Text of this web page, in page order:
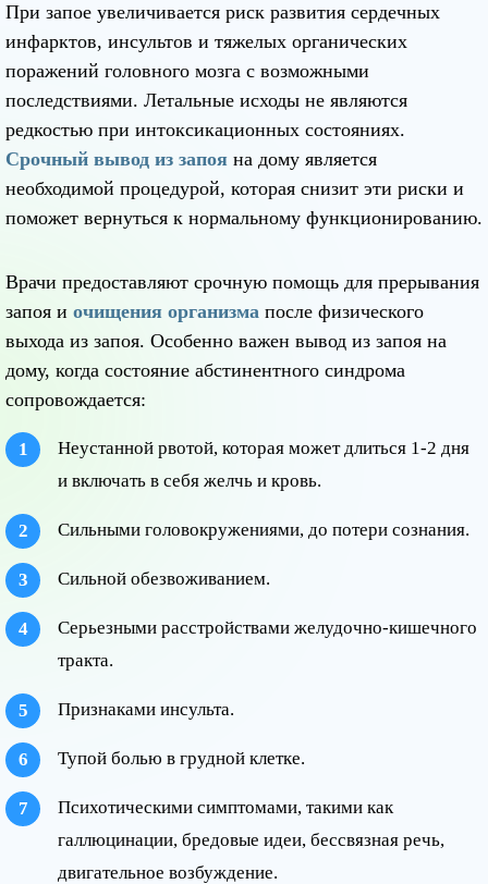
При запое увеличивается риск развития сердечных
инфарктов, инсультов и тяжелых органических
поражений головного мозга с возможными
последствиями. Летальные исходы не являются
редкостью при интоксикационных состояниях.
Срочный вывод из запоя на дому является
необходимой процедурой, которая снизит эти риски и
поможет вернуться к нормальному функционированию.
Врачи предоставляют срочную помощь для прерывания
запоя и очищения организма после физического
выхода из запоя. Особенно важен вывод из запоя на
дому, когда состояние абстинентного синдрома
сопровождается:
Неустанной рвотой, которая может длиться 1-2 дня
и включать в себя желчь и кровь.
Сильными головокружениями, до потери сознания.
Сильной обезвоживанием.
Серьезными расстройствами желудочно-кишечного
тракта.
Признаками инсульта.
Тупой болью в грудной клетке.
Психотическими симптомами, такими как
галлюцинации, бредовые идеи, бессвязная речь,
двигательное возбуждение.